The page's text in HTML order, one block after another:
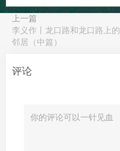
上一篇
李义作丨龙口路和龙口路上的
邻居（中篇）
评论